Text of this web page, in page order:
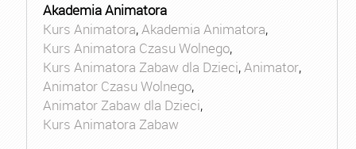
Akademia Animatora
Kurs Animatora,Akademia Animatora,
Kurs Animatora Czasu Wolnego,
Kurs Animatora Zabaw dla Dzieci,Animator,
Animator Czasu Wolnego,
Animator Zabaw dla Dzieci,
Kurs Animatora Zabaw